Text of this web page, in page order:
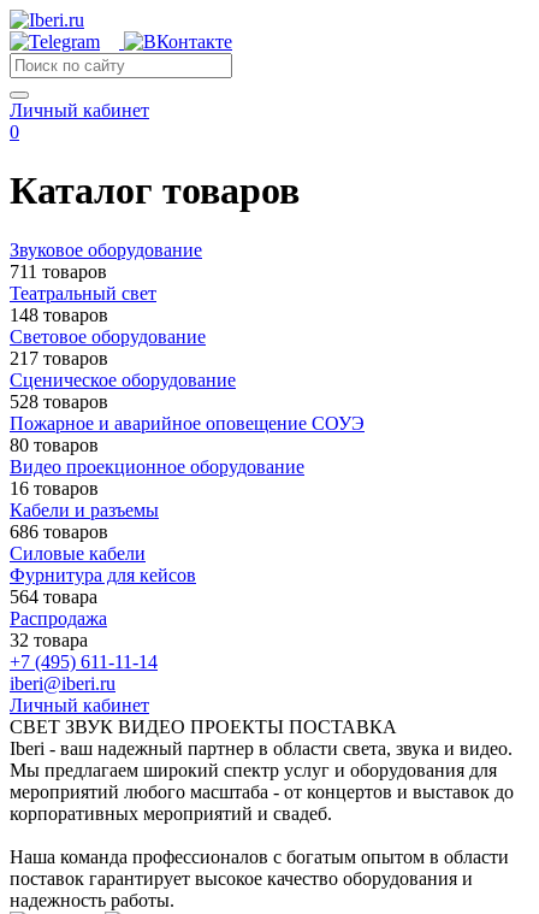
Личный кабинет
0
Каталог товаров
Звуковое оборудование
711 товаров
Театральный свет
148 товаров
Световое оборудование
217 товаров
Сценическое оборудование
528 товаров
Пожарное и аварийное оповещение СОУЭ
80 товаров
Видео проекционное оборудование
16 товаров
Кабели и разъемы
686 товаров
Силовые кабели
Фурнитура для кейсов
564 товара
Распродажа
32 товара
+7 (495) 611-11-14
iberi@iberi.ru
Личный кабинет
СВЕТ ЗВУК ВИДЕО ПРОЕКТЫ ПОСТАВКА
Iberi - ваш надежный партнер в области света, звука и видео.
Мы предлагаем широкий спектр услуг и оборудования для
мероприятий любого масштаба - от концертов и выставок до
корпоративных мероприятий и свадеб.
Наша команда профессионалов с богатым опытом в области
поставок гарантирует высокое качество оборудования и
надежность работы.